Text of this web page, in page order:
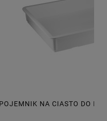
600X400X75 MM, 14L